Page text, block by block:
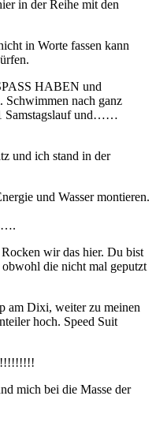
in der Reihe mit den
in Worte fassen kann
HABEN und
nach ganz
Samstagslauf und……
und ich stand in der
und Wasser montieren.
wir das hier. Du bist
die nicht mal geputzt
am Dixi, weiter zu meinen
hoch. Speed Suit
mich bei die Masse der